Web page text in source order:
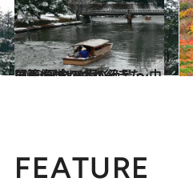
2023.1.8
【画像】いつか行きたい！ 日本の冬の絶景 ～中国篇～(全29点)
旅＆お出かけ
FEATURE